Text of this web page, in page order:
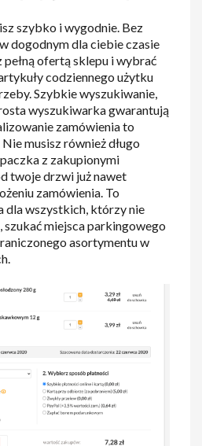
szybko i wygodnie. Bez
dogodnym dla ciebie czasie
pełną ofertą sklepu i wybrać
codziennego użytku
Szybkie wyszukiwanie,
wyszukiwarka gwarantują
zamówienia to
musisz również długo
z zakupionymi
twoje drzwi już nawet
zamówienia. To
dla wszystkich, którzy nie
szukać miejsca parkingowego
asortymentu w